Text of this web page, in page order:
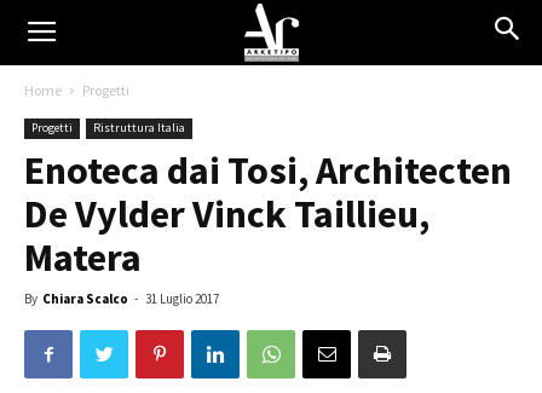
Home Progetti
Progetti Ristruttura Italia
Enoteca dai Tosi, Architecten
De Vylder Vinck Taillieu,
Matera
By Chiara Scalco - 31 Luglio 2017